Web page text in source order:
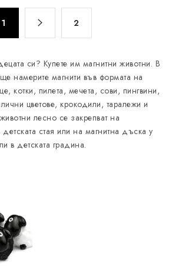
1 2
си? Купете им магнитни животни. В
намерите магнити във формата на
котки, пилета, мечета, сови, пингвини,
цветове, крокодили, таралежи и
лесно се закрепват на
стая или на магнитна дъска у
в детската градина.